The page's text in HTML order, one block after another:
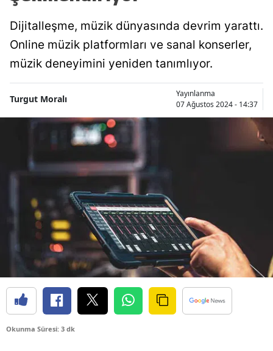
Dijitalleşme, müzik dünyasında devrim yarattı.
Online müzik platformları ve sanal konserler,
müzik deneyimini yeniden tanımlıyor.
Turgut Moralı
Yayınlanma
07 Ağustos 2024 - 14:37
Okunma Süresi: 3 dk